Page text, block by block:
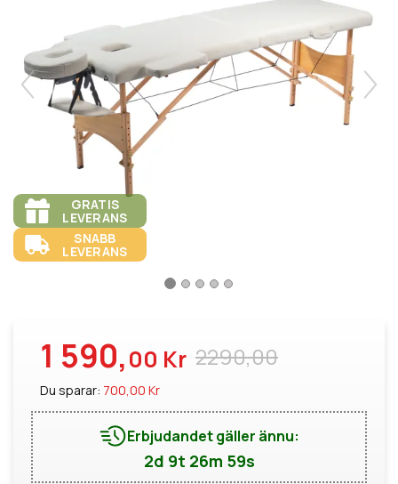
GRATIS
LEVERANS
SNABB
LEVERANS
2290,00
1 590,00 Kr
Du sparar: 700,00 Kr
Erbjudandet gäller ännu:
2d 9t 26m 58s